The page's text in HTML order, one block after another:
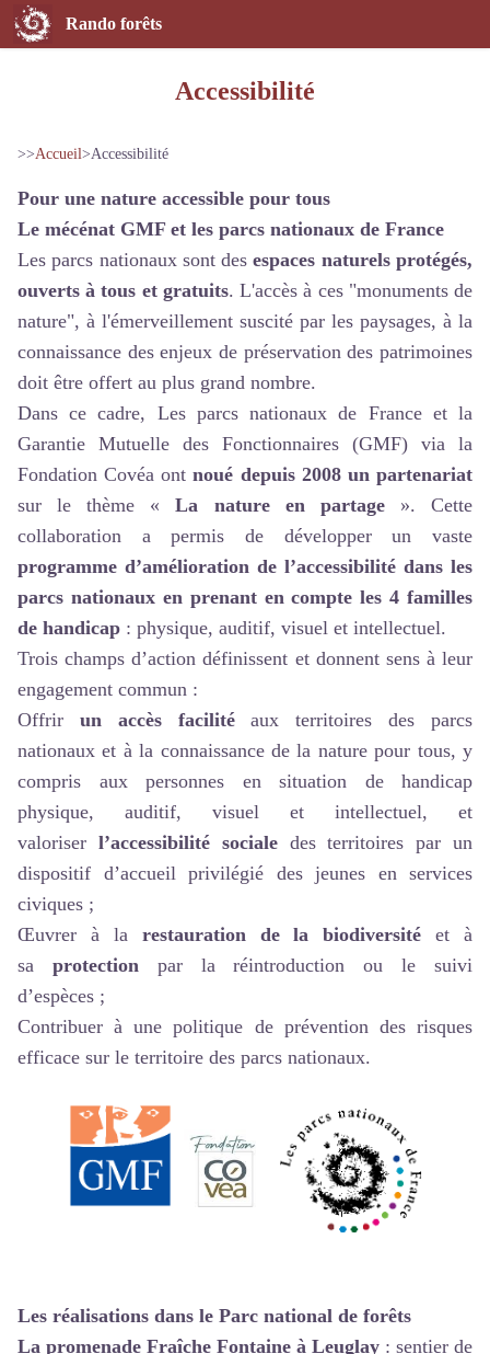
Rando forêts
Accessibilité
>>Accueil>Accessibilité
Pour une nature accessible pour tous
Le mécénat GMF et les parcs nationaux de France
Les parcs nationaux sont desespaces naturels protégés,
ouverts à tous et gratuits. L'accès à ces "monuments de
nature", à l'émerveillement suscité par les paysages, à la
connaissance des enjeux de préservation des patrimoines
doit être offert au plus grand nombre.
Dans ce cadre, Les parcs nationaux de France et la
Garantie Mutuelle des Fonctionnaires (GMF) via la
Fondation Covéa ontnoué depuis 2008 un partenariat
sur le thème «La nature en partage». Cette
collaboration a permis de développer un vaste
programme d’amélioration de l’accessibilité dans les
parcs nationaux en prenant en compte les 4 familles
de handicap : physique, auditif, visuel et intellectuel.
Trois champs d’action définissent et donnent sens à leur
engagement commun :
Offrir un accès facilitéaux territoires des parcs
nationaux et à la connaissance de la nature pour tous, y
compris aux personnes en situation de handicap
physique, auditif, visuel et intellectuel, et
valoriser l’accessibilité sociale des territoires par un
dispositif d’accueil privilégié des jeunes en services
civiques ;
Œuvrer à larestauration de la biodiversitéet à
sa protection par la réintroduction ou le suivi
d’espèces ;
Contribuer à une politique de prévention des risques
efficace sur le territoire des parcs nationaux.
Les réalisations dans le Parc national de forêts
La promenade Fraîche Fontaine à Leuglay : sentier de